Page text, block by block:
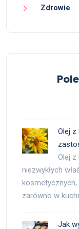
Zdrowie
Olej
Olej z
niezwykłych
zarówno w
Jak